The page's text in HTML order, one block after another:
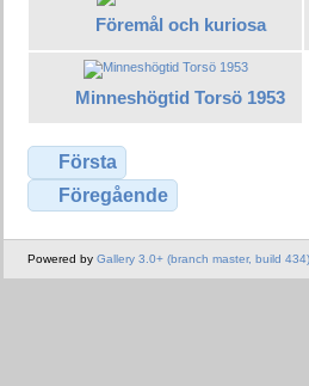
Föremål och kuriosa
Minneshögtid Torsö 1953
Första
Föregående
Powered by Gallery 3.0+ (branch master, build 434)